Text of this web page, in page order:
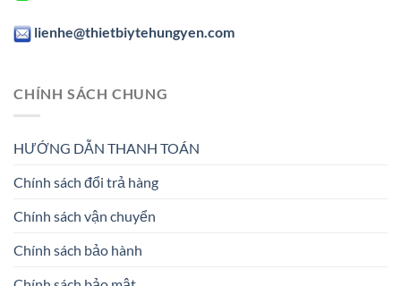
lienhe@thietbiytehungyen.com
CHÍNH SÁCH CHUNG
HƯỚNG DẪN THANH TOÁN
Chính sách đổi trả hàng
Chính sách vận chuyển
Chính sách bảo hành